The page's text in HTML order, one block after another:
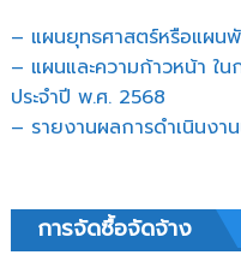
– แผนยุทธศาสตร์หรือแผน
– แผนและความก้าวหน้า ใน
ประจำปี พ.ศ. 2568
– รายงานผลการดำเนินงา
การจัดซื้อจัดจ้าง